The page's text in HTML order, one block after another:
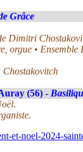
Grâce
Dimitri
orgue • Ensemble
(56) -
et-noel-2024-